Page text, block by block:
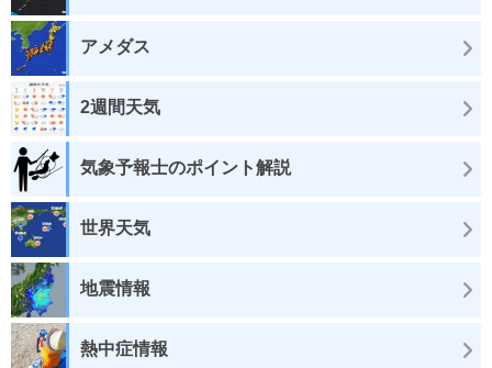
アメダス
2週間天気
気象予報士のポイント解説
世界天気
地震情報
熱中症情報